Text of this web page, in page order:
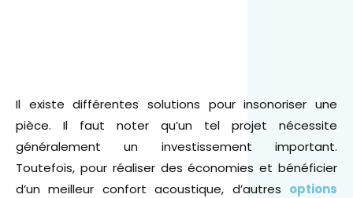
Il existe différentes solutions pour insonoriser une
pièce. Il faut noter qu’un tel projet nécessite
généralement un investissement important.
Toutefois, pour réaliser des économies et bénéficier
d’un meilleur confort acoustique, d’autres options